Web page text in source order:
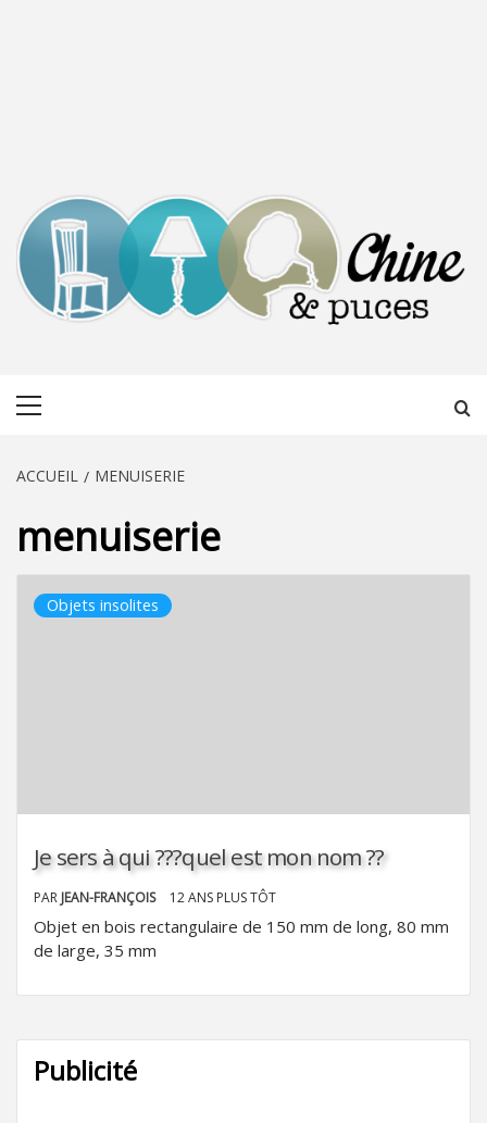
ACCUEIL MENUISERIE
menuiserie
Objets insolites
Je sers à qui ???quel est mon nom ??
PAR JEAN-FRANÇOIS 12 ANS PLUS TÔT
Objet en bois rectangulaire de 150 mm de long, 80 mm
de large, 35 mm
Publicité